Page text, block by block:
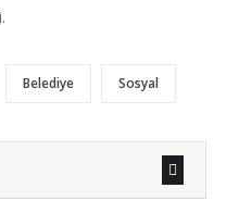
Belediye Sosyal